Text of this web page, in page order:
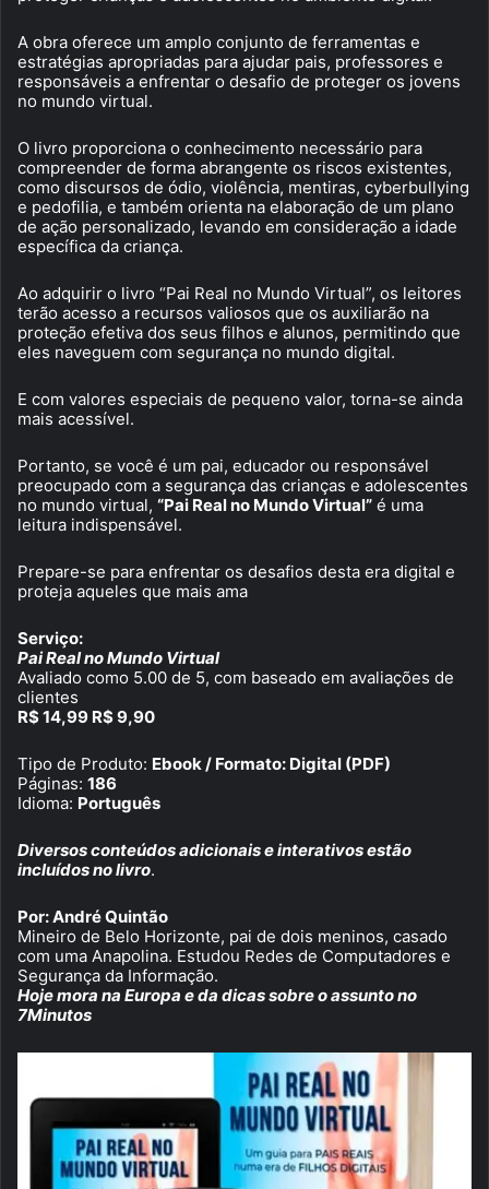
A obra oferece um amplo conjunto de ferramentas e
estratégias apropriadas para ajudar pais, professores e
responsáveis a enfrentar o desafio de proteger os jovens
no mundo virtual.
O livro proporciona o conhecimento necessário para
compreender de forma abrangente os riscos existentes,
como discursos de ódio, violência, mentiras, cyberbullying
e pedofilia, e também orienta na elaboração de um plano
de ação personalizado, levando em consideração a idade
específica da criança.
Ao adquirir o livro “Pai Real no Mundo Virtual”, os leitores
terão acesso a recursos valiosos que os auxiliarão na
proteção efetiva dos seus filhos e alunos, permitindo que
eles naveguem com segurança no mundo digital.
E com valores especiais de pequeno valor, torna-se ainda
mais acessível.
Portanto, se você é um pai, educador ou responsável
preocupado com a segurança das crianças e adolescentes
no mundo virtual, “Pai Real no Mundo Virtual” é uma
leitura indispensável.
Prepare-se para enfrentar os desafios desta era digital e
proteja aqueles que mais ama
Serviço:
Pai Real no Mundo Virtual
Avaliado como 5.00 de 5, com baseado em avaliações de
clientes
R$ 14,99 R$ 9,90
Tipo de Produto: Ebook / Formato: Digital (PDF)
Páginas: 186
Idioma: Português
Diversos conteúdos adicionais e interativos estão
incluídos no livro.
Por: André Quintão
Mineiro de Belo Horizonte, pai de dois meninos, casado
com uma Anapolina. Estudou Redes de Computadores e
Segurança da Informação.
Hoje mora na Europa e da dicas sobre o assunto no
7Minutos